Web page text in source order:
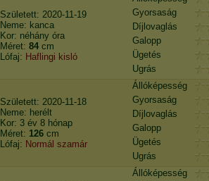
Született: 2020-11-19
Neme: kanca
Kor: néhány óra
Méret: 84 cm
Lófaj: Haflingi kisló
Gyorsaság
Díjlovaglás
Galopp
Ügetés
Ugrás
Született: 2020-11-18
Neme: herélt
Kor: 3 év 8 hónap
Méret: 126 cm
Lófaj: Normál szamár
Állóképesség
Gyorsaság
Díjlovaglás
Galopp
Ügetés
Ugrás
Állóképesség